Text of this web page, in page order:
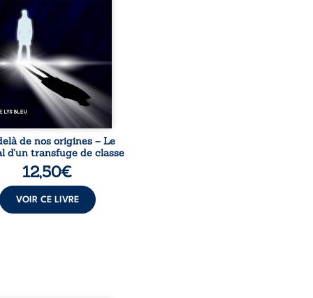
sociale. S’arracher à
exige pourtant un
Pris entre deux
l’homme réalise que
professionnels ne
guérissent ni ...
de nos origines – Le
d’un transfuge de classe
12,50€
VOIR CE LIVRE